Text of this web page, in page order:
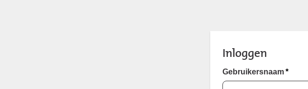
Inloggen
Gebruikersnaam *